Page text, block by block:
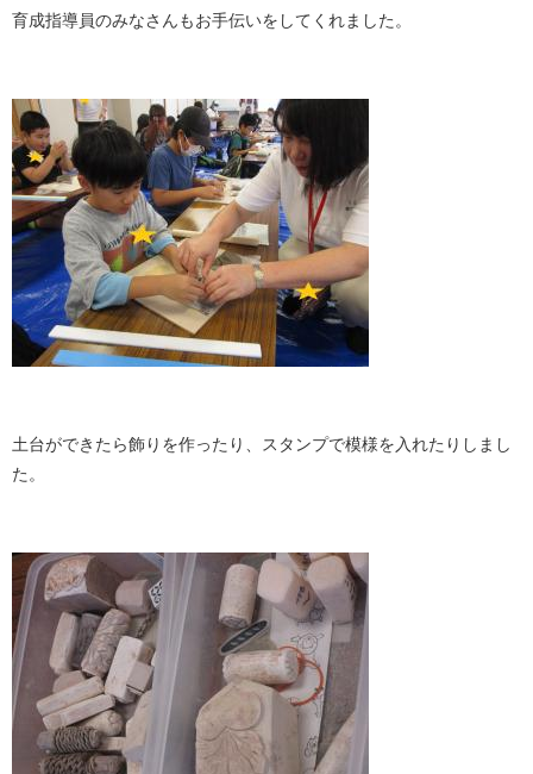
育成指導員のみなさんもお手伝いをしてくれました。
土台ができたら飾りを作ったり、スタンプで模様を入れたりしまし
た。